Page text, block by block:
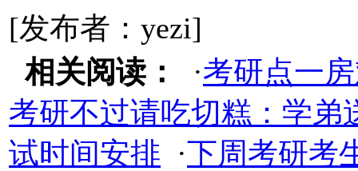
[发布者：yezi]
相关阅读：
·考研点一
考研不过请吃切糕：学弟
试时间安排 ·下周考研考